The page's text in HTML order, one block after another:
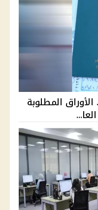
جواز السفر 2026.. الأوراق المطلوبة